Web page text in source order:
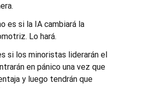
es si la IA cambiará la
Lo hará.
si los minoristas liderarán el
en pánico una vez que
y luego tendrán que